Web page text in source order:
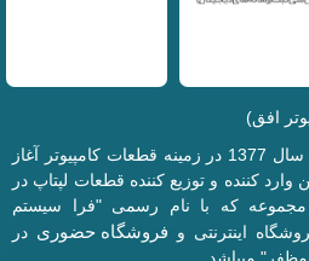
کامپیوتر افق، فعالیت خود را از سال 1377 در زمینه قطعات کامپیوتر آغاز
کننده و توزیع کننده قطعات لپتاپ در
که با نام رسمی "فرا سیستم
اینترنتی و فروشگاه حضوری در